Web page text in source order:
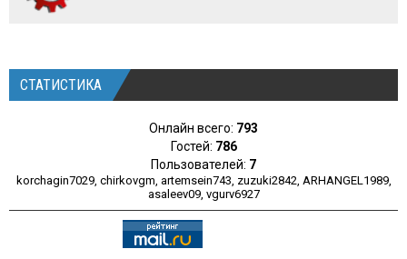
СТАТИСТИКА
Онлайн всего: 793
Гостей: 786
Пользователей: 7
korchagin7029, chirkovgm, artemsein743, zuzuki2842, ARHANGEL1989,
asaleev09, vgurv6927